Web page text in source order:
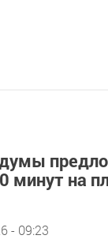
минут на
- 09:23